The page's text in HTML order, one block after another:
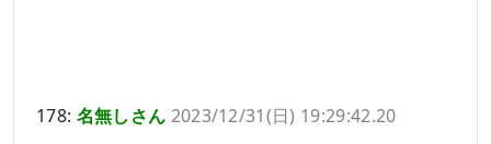
178: 名無しさん 2023/12/31(日) 19:29:42.20